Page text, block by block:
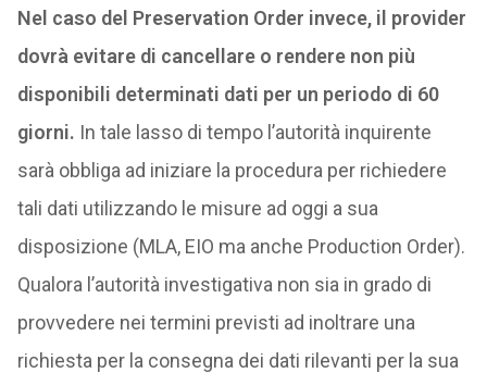
Nel caso del Preservation Order invece, il provider
dovrà evitare di cancellare o rendere non più
disponibili determinati dati per un periodo di 60
giorni. In tale lasso di tempo l’autorità inquirente
sarà obbliga ad iniziare la procedura per richiedere
tali dati utilizzando le misure ad oggi a sua
disposizione (MLA, EIO ma anche Production Order).
Qualora l’autorità investigativa non sia in grado di
provvedere nei termini previsti ad inoltrare una
richiesta per la consegna dei dati rilevanti per la sua